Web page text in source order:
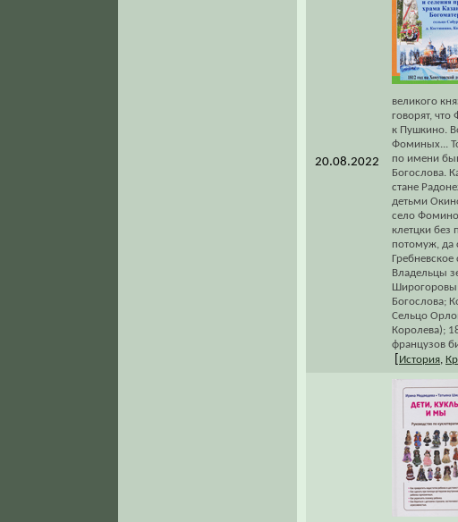
20.08.2022
великого
говорят,
к Пушкино.
Фоминых...
по имени
Богослова.
стане
детьми
село Фомино
клетцки без
потомуж, да
Гребневское
Владельцы
Богослова;
Сельцо
Королева);
французов
История,